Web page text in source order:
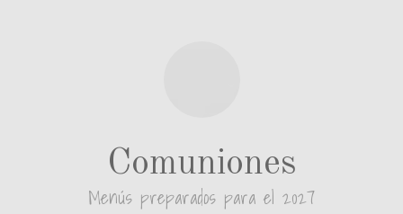
Comuniones
Menús preparados para el 2027